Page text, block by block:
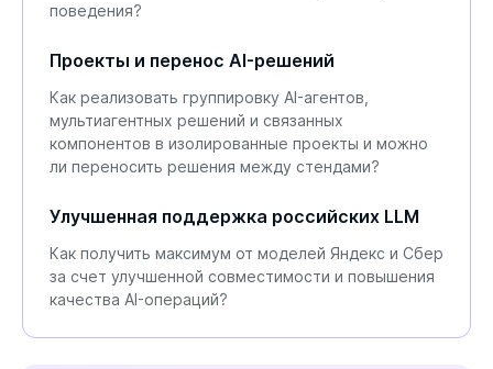
поведения?
Проекты и перенос AI-решений
Как реализовать группировку AI-агентов,
мультиагентных решений и связанных
компонентов в изолированные проекты и можно
ли переносить решения между стендами?
Улучшенная поддержка российских LLM
Как получить максимум от моделей Яндекс и Сбер
за счет улучшенной совместимости и повышения
качества AI-операций?